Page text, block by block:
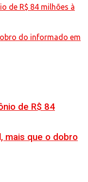
de R$ 84
mais que o dobro